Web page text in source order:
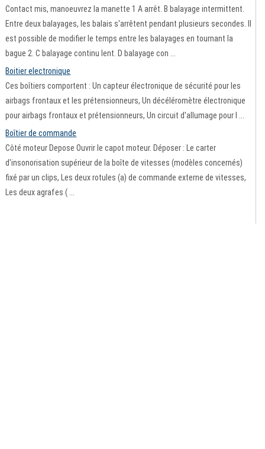
Contact mis, manoeuvrez la manette 1 A arrêt. B balayage intermittent.
Entre deux balayages, les balais s'arrêtent pendant plusieurs secondes. Il
est possible de modifier le temps entre les balayages en tournant la
bague 2. C balayage continu lent. D balayage con ...
Boitier electronique
Ces boîtiers comportent : Un capteur électronique de sécurité pour les
airbags frontaux et les prétensionneurs, Un décéléromètre électronique
pour airbags frontaux et prétensionneurs, Un circuit d'allumage pour l ...
Boîtier de commande
Côté moteur Depose Ouvrir le capot moteur. Déposer : Le carter
d'insonorisation supérieur de la boîte de vitesses (modèles concernés)
fixé par un clips, Les deux rotules (a) de commande externe de vitesses,
Les deux agrafes ( ...